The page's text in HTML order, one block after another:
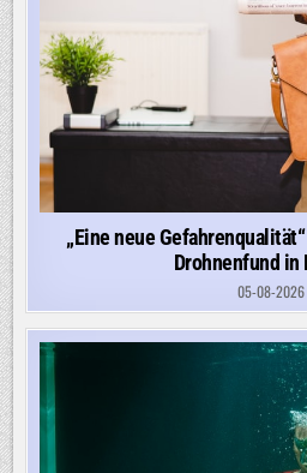
„Eine neue
Drohnenfund in
05-08-2026